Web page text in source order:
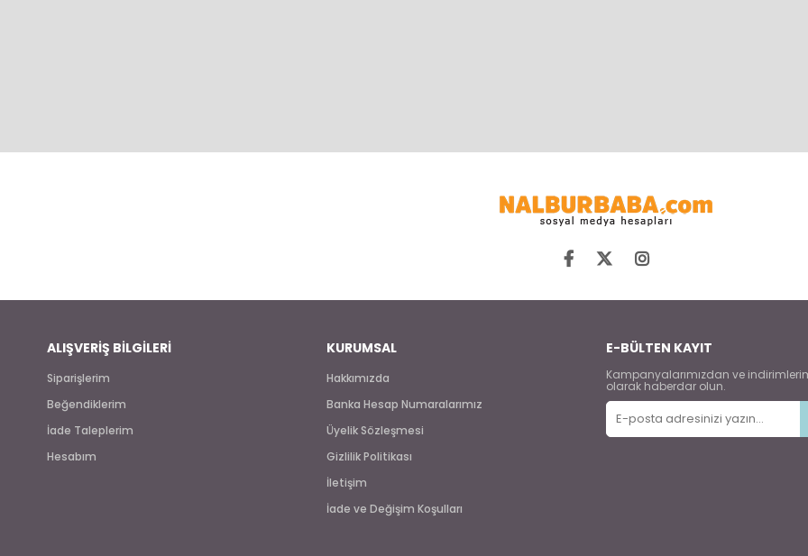
ALIŞVERİŞ BİLGİLERİ
Siparişlerim
Beğendiklerim
İade Taleplerim
Hesabım
KURUMSAL
Hakkımızda
Banka Hesap Numaralarımız
Üyelik Sözleşmesi
Gizlilik Politikası
İletişim
İade ve Değişim Koşulları
E-BÜLTEN KAYIT
Kampanyalarımızdan ve
olarak haberdar olun.